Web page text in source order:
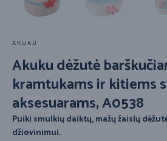
AKUKU
Akuku dėžutė
kramtukams ir kitiems
aksesuarams, A0538
Puiki smulkių daiktų, mažų žaislų
džiovinimui.